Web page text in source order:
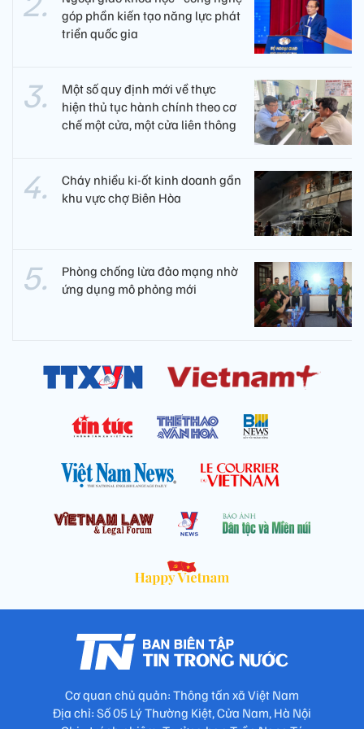
góp phần kiến tạo năng lực phát
triển quốc gia
Một số quy định mới về thực
hiện thủ tục hành chính theo cơ
chế một cửa, một cửa liên thông
Cháy nhiều ki-ốt kinh doanh gần
khu vực chợ Biên Hòa
Phòng chống lừa đảo mạng nhờ
ứng dụng mô phỏng mới
Cơ quan chủ quản: Thông tấn xã Việt Nam
Địa chỉ: Số 05 Lý Thường Kiệt, Cửa Nam, Hà Nội